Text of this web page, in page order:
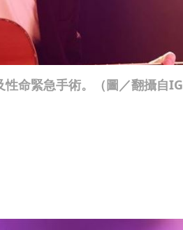
命緊急手術。（圖／翻攝自IG